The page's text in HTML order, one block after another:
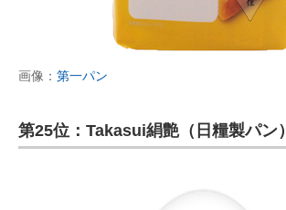
画像： 第一パン
第25位：Takasui絹艶（日糧製パン）